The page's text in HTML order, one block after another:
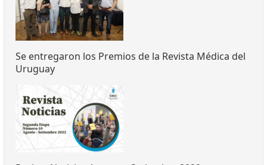
Se entregaron los Premios de la Revista Médica del
Uruguay